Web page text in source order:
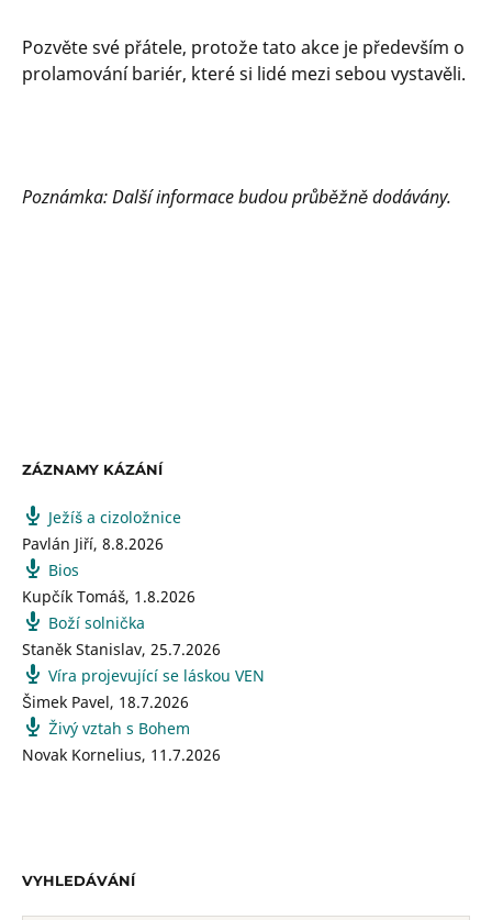
Pozvěte své přátele, protože tato akce je především o
prolamování bariér, které si lidé mezi sebou vystavěli.
Poznámka: Další informace budou průběžně dodávány.
ZÁZNAMY KÁZÁNÍ
Ježíš a cizoložnice
Pavlán Jiří, 8.8.2026
Bios
Kupčík Tomáš, 1.8.2026
Boží solnička
Staněk Stanislav, 25.7.2026
Víra projevující se láskou VEN
Šimek Pavel, 18.7.2026
Živý vztah s Bohem
Novak Kornelius, 11.7.2026
VYHLEDÁVÁNÍ